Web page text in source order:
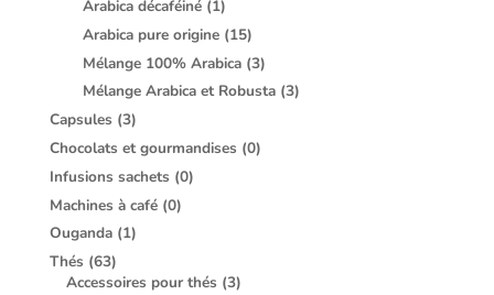
Arabica décaféiné (1)
Arabica pure origine (15)
Mélange 100% Arabica (3)
Mélange Arabica et Robusta (3)
Capsules (3)
Chocolats et gourmandises (0)
Infusions sachets (0)
Machines à café (0)
Ouganda (1)
Thés (63)
Accessoires pour thés (3)